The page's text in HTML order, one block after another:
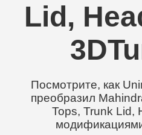
Lid,
Посмотрите, как
преобразил
Tops, Trunk Lid,